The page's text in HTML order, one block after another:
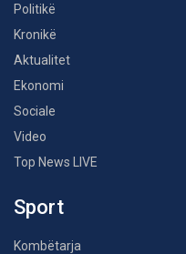
Politikë
Kronikë
Aktualitet
Ekonomi
Sociale
Video
Top News LIVE
Sport
Kombëtarja